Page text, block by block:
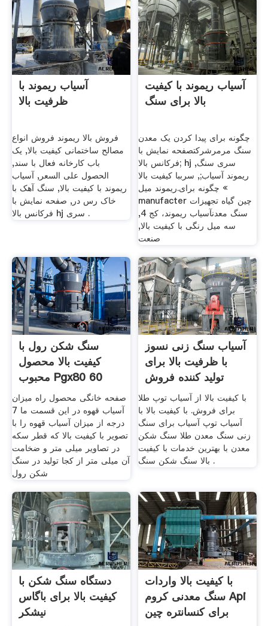
آسیاب ریموند با
ظرفیت بالا
فروش بالا ریموند فروش انواع
مصالح ساختمانی کیفیت بالا, یک
باب کارخانه فعال با سند,
الحصول على السعر, آسیاب
ریموند با کیفیت بالا, سنگ آهک با
خاک رس در, صفحه نمایش با
فرکانس بالا hj سری .
آسیاب ریموند با کیفیت
بالا برای سنگ
چگونه برای پیدا کردن یک معدن
سنگ مرمرشرکتصفحه نمایش با
فرکانس بالا; hj سری سنگ,
ریموند آسیاب;, سرببا کیفیت بالا
» چگونه برای.ریموند میل
manufacter چین گیاه تجهیزات
سنگ معدنآسیاب ریموند، کج 4,
سه میل رنگی با کیفیت بالا,
صنعت
سنگ شکن رول با
کیفیت بالا محصول
محبوب Pgx80 60
صفحه خانگی محصول راه میزان
آسیاب قهوه در این قسمت ما 7
درجه از میزان آسیاب قهوه را با
تصویر با کیفیت بالا که قطر سکه
در تصاویر میلی متر و ضخامت
آن میلی متر از کجا تولید در سنگ
شکن رول
آسیاب سنگ زنی نسوز
با ظرفیت بالا برای
تولید کننده فروش
با کیفیت بالا از آسیاب توپ طلا
برای فروش. با کیفیت بالا با
آسیاب توپ آسیاب برای سنگ
زنی سنگ معدن طلا سنگ شکن
معدن با بهترین خدمات با کیفیت
بالا سنگ شکن سنگ .
دستگاه سنگ شکن با
کیفیت بالا برای باگاس
نیشکر
با کیفیت بالا واردات
سنگ معدنی کروم Api
برای کنسانتره چین